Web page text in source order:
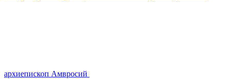
архиепископ Амвросий